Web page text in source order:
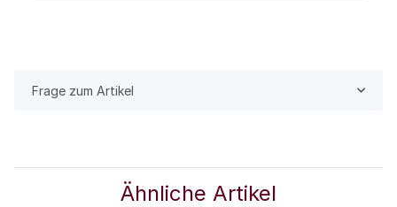
Frage zum Artikel
Ähnliche Artikel